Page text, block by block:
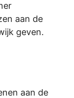
aan de
geven.
aan de